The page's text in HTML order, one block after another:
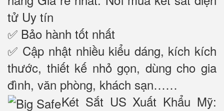
tử Uy tín
✅ Bảo hành tốt nhất
✅ Cập nhật nhiều kiểu dáng, kích kích
thước, thiết kế nhỏ gọn, dùng cho gia
đình, văn phòng, khách sạn……
Két Sắt US Xuất Khẩu Mỹ: